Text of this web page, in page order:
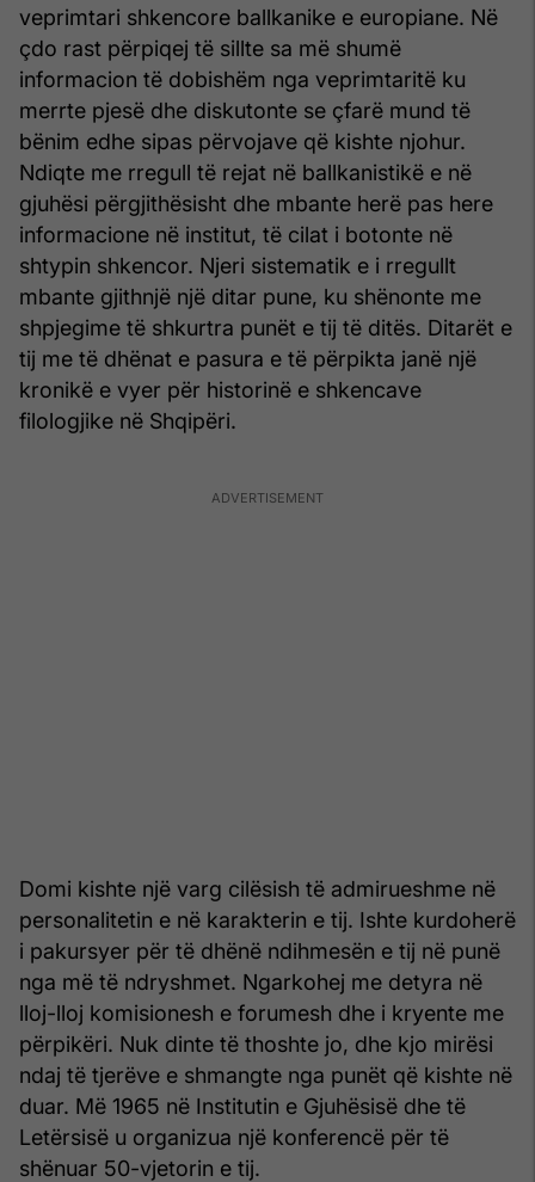
veprimtari shkencore ballkanike e europiane. Në
çdo rast përpiqej të sillte sa më shumë
informacion të dobishëm nga veprimtaritë ku
merrte pjesë dhe diskutonte se çfarë mund të
bënim edhe sipas përvojave që kishte njohur.
Ndiqte me rregull të rejat në ballkanistikë e në
gjuhësi përgjithësisht dhe mbante herë pas here
informacione në institut, të cilat i botonte në
shtypin shkencor. Njeri sistematik e i rregullt
mbante gjithnjë një ditar pune, ku shënonte me
shpjegime të shkurtra punët e tij të ditës. Ditarët e
tij me të dhënat e pasura e të përpikta janë një
kronikë e vyer për historinë e shkencave
filologjike në Shqipëri.
Domi kishte një varg cilësish të admirueshme në
personalitetin e në karakterin e tij. Ishte kurdoherë
i pakursyer për të dhënë ndihmesën e tij në punë
nga më të ndryshmet. Ngarkohej me detyra në
lloj-lloj komisionesh e forumesh dhe i kryente me
përpikëri. Nuk dinte të thoshte jo, dhe kjo mirësi
ndaj të tjerëve e shmangte nga punët që kishte në
duar. Më 1965 në Institutin e Gjuhësisë dhe të
Letërsisë u organizua një konferencë për të
shënuar 50-vjetorin e tij.